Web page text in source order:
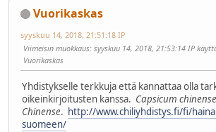
Vuorikaskas
syyskuu 14, 2018, 21:51:18 IP
Viimeisin muokkaus: syyskuu 14, 2018, 21:53:14 IP
Vuorikaskas
Yhdistykselle terkkuja että kannattaa olla
oikeinkirjoitusten kanssa. Capsicum chinense
Chinense. http://www.chiliyhdistys.fi/fi/
suomeen/